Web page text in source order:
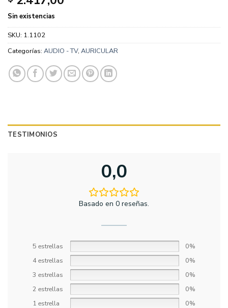
Sin existencias
SKU: 1.1102
Categorías: AUDIO - TV, AURICULAR
TESTIMONIOS
0,0
Basado en 0 reseñas.
5 estrellas
0%
4 estrellas
0%
3 estrellas
0%
2 estrellas
0%
1 estrella
0%